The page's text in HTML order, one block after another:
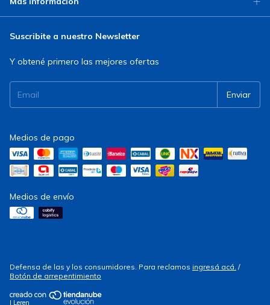
Suscribite a nuestro Newsletter
Y obtené primero las mejores ofertas
Medios de pago
Medios de envío
Defensa de las y los consumidores. Para reclamos ingresá acá. /
Botón de arrepentimiento
| Leren